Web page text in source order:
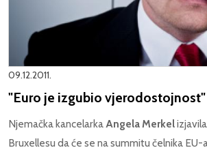
09.12.2011.
"Euro je izgubio vjerodostojnost"
Njemačka kancelarka Angela Merkel
Bruxellesu da će se na summitu čelnika EU-